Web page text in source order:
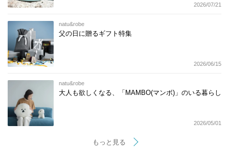
2026/07/21
natu&robe
父の日に贈るギフト特集
2026/06/15
natu&robe
大人も欲しくなる、「MAMBO(マンボ)」のいる暮らし
2026/05/01
もっと見る